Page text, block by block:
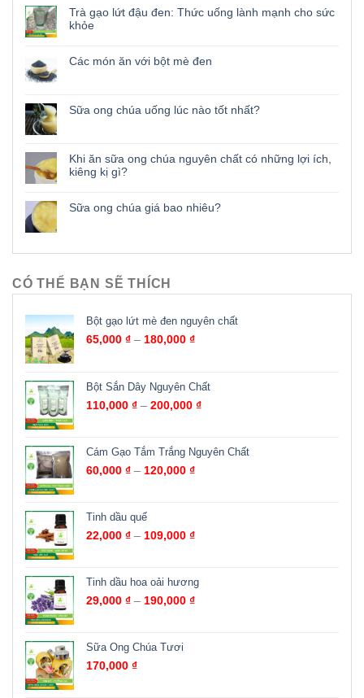
Trà gạo lứt đậu đen: Thức uống lành mạnh cho sức
khỏe
Các món ăn với bột mè đen
Sữa ong chúa uống lúc nào tốt nhất?
Khi ăn sữa ong chúa nguyên chất có những lợi ích,
kiêng kị gì?
Sữa ong chúa giá bao nhiêu?
CÓ THỂ BẠN SẼ THÍCH
Bột gạo lứt mè đen nguyên chất
65,000 ₫ – 180,000 ₫
Bột Sắn Dây Nguyên Chất
110,000 ₫ – 200,000 ₫
Cám Gạo Tắm Trắng Nguyên Chất
60,000 ₫ – 120,000 ₫
Tinh dầu quế
22,000 ₫ – 109,000 ₫
Tinh dầu hoa oải hương
29,000 ₫ – 190,000 ₫
Sữa Ong Chúa Tươi
170,000 ₫